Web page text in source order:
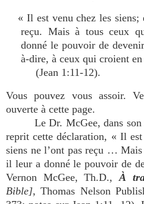
« Il est venu chez les siens;
reçu. Mais à tous ceux
donné le pouvoir de
à-dire, à ceux qui croient
(Jean 1:11-12).
Vous pouvez vous assoir.
ouverte à cette page.
Le Dr. McGee, dans
reprit cette déclaration, « Il
siens ne l’ont pas reçu …
il leur a donné le pouvoir de
Vernon McGee, Th.D.,À
Bible], Thomas Nelson